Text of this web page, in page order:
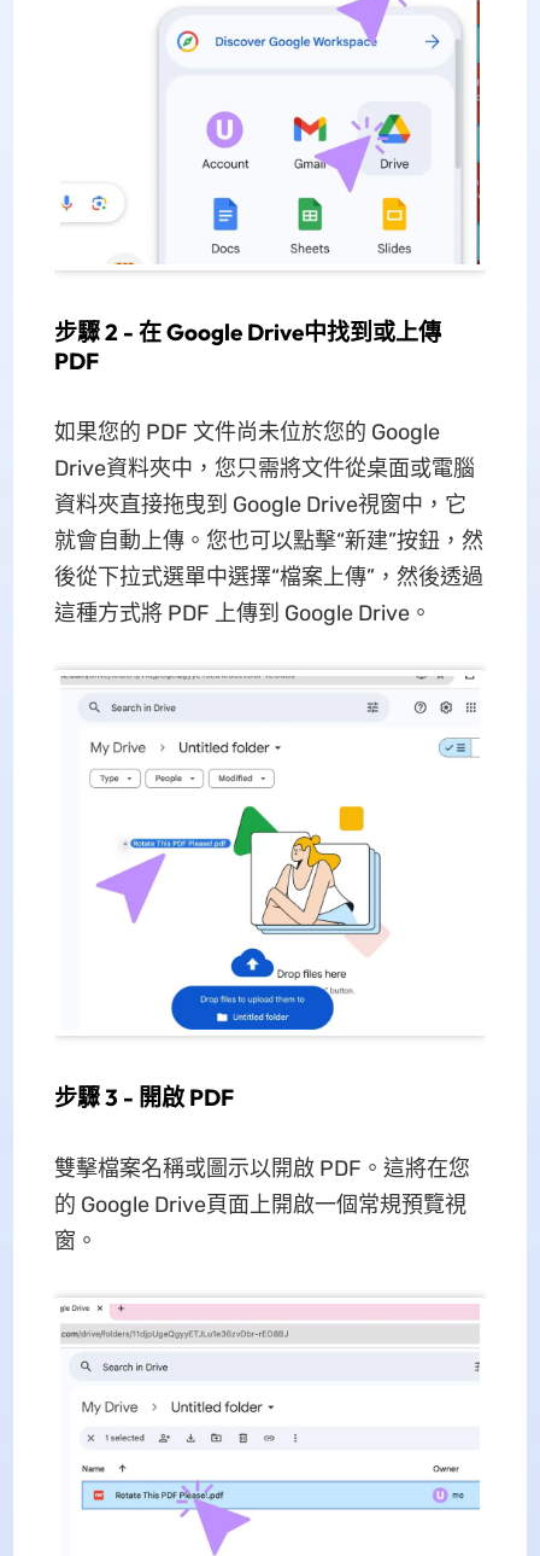
步驟 2 - 在 Google Drive中找到或上傳
PDF
如果您的 PDF 文件尚未位於您的 Google
Drive資料夾中，您只需將文件從桌面或電腦
資料夾直接拖曳到 Google Drive視窗中，它
就會自動上傳。您也可以點擊“新建”按鈕，然
後從下拉式選單中選擇“檔案上傳”，然後透過
這種方式將 PDF 上傳到 Google Drive。
步驟 3 - 開啟 PDF
雙擊檔案名稱或圖示以開啟 PDF。這將在您
的 Google Drive頁面上開啟一個常規預覽視
窗。